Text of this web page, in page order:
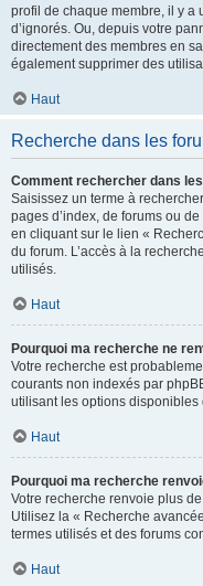
profil de chaque membre, il y a
d’ignorés. Ou, depuis votre
directement des membres en
également supprimer des
Haut
Recherche dans les
Comment rechercher dans
Saisissez un terme à
pages d’index, de forums ou
en cliquant sur le lien «
du forum. L’accès à la
utilisés.
Haut
Pourquoi ma recherche ne
Votre recherche est
courants non indexés par
utilisant les options
Haut
Pourquoi ma recherche
Votre recherche renvoie plus
Utilisez la « Recherche
termes utilisés et des forums
Haut